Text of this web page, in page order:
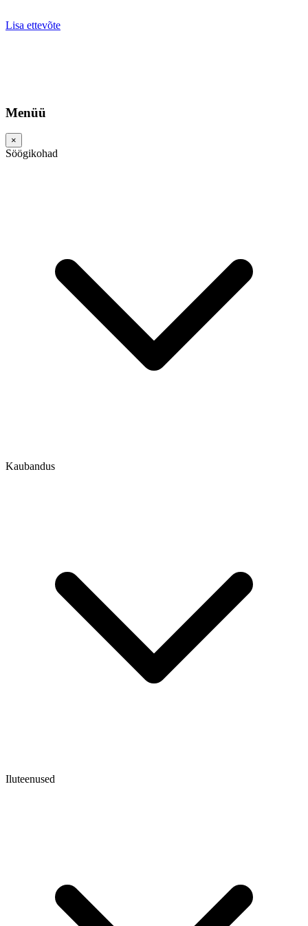
Lisa ettevõte
Menüü
×
Söögikohad
Kaubandus
Iluteenused